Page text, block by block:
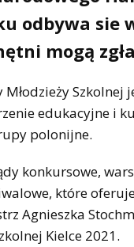
odbywa
mogą
Szkolnej
edukacyjne i
polonijne.
konkursowe,
które
Agnieszka
Kielce 2021.